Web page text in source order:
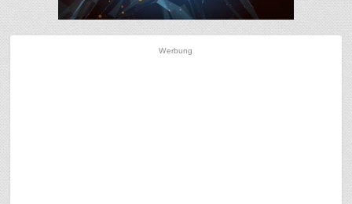
Werbung